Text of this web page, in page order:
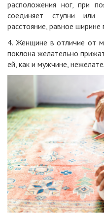
расположения ног, при
соединяет ступни
расстояние, равное ширине
4. Женщине в отличие от
поклона желательно
ей, как и мужчине ,